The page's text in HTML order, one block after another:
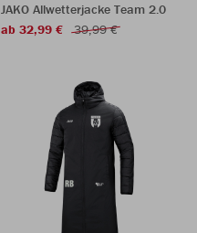
JAKO Allwetterjacke Team 2.0
ab 32,99 €
39,99 €